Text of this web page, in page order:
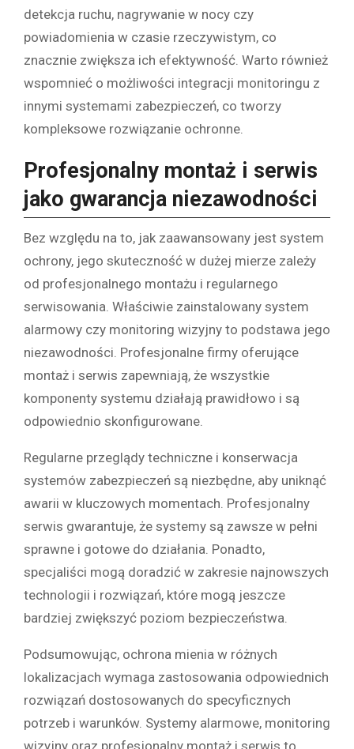
detekcja ruchu, nagrywanie w nocy czy
powiadomienia w czasie rzeczywistym, co
znacznie zwiększa ich efektywność. Warto również
wspomnieć o możliwości integracji monitoringu z
innymi systemami zabezpieczeń, co tworzy
kompleksowe rozwiązanie ochronne.
Profesjonalny montaż i serwis
jako gwarancja niezawodności
Bez względu na to, jak zaawansowany jest system
ochrony, jego skuteczność w dużej mierze zależy
od profesjonalnego montażu i regularnego
serwisowania. Właściwie zainstalowany system
alarmowy czy monitoring wizyjny to podstawa jego
niezawodności. Profesjonalne firmy oferujące
montaż i serwis zapewniają, że wszystkie
komponenty systemu działają prawidłowo i są
odpowiednio skonfigurowane.
Regularne przeglądy techniczne i konserwacja
systemów zabezpieczeń są niezbędne, aby uniknąć
awarii w kluczowych momentach. Profesjonalny
serwis gwarantuje, że systemy są zawsze w pełni
sprawne i gotowe do działania. Ponadto,
specjaliści mogą doradzić w zakresie najnowszych
technologii i rozwiązań, które mogą jeszcze
bardziej zwiększyć poziom bezpieczeństwa.
Podsumowując, ochrona mienia w różnych
lokalizacjach wymaga zastosowania odpowiednich
rozwiązań dostosowanych do specyficznych
potrzeb i warunków. Systemy alarmowe, monitoring